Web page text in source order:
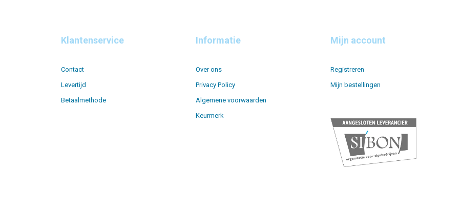
Klantenservice
Contact
Levertijd
Betaalmethode
Informatie
Over ons
Privacy Policy
Algemene voorwaarden
Keurmerk
Mijn account
Registreren
Mijn bestellingen